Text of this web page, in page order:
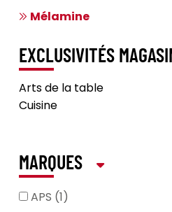
Mélamine
EXCLUSIVITÉS
Arts de la table
Cuisine
MARQUES
APS (1)